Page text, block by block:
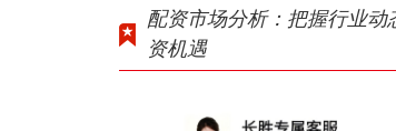
配资市场分析：把握行业动
资机遇